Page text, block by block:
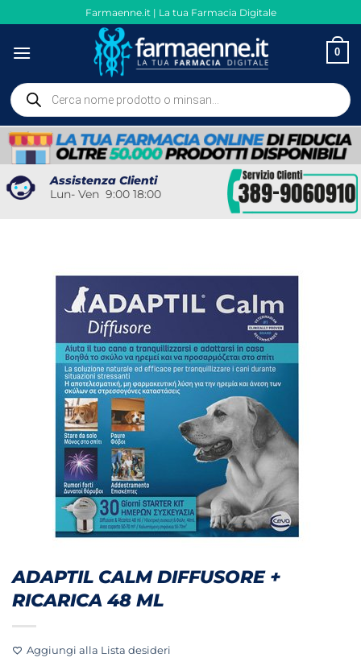
ai
contenuti
Farmaenne.it | La tua Farmacia Digitale
0
Ricerca
prodotti
Assistenza Clienti
Lun- Ven 9:00 18:00
ADAPTIL CALM DIFFUSORE +
RICARICA 48 ML
Aggiungi alla Lista desideri